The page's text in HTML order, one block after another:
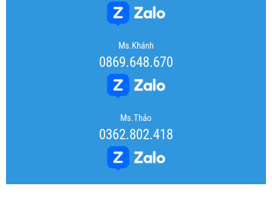
Ms.Khánh
0869.648.670
Ms.Thảo
0362.802.418